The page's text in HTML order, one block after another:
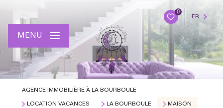
0
FR
MENU
AGENCE IMMOBILIÈRE À LA BOURBOULE
LOCATION VACANCES LA BOURBOULE MAISON